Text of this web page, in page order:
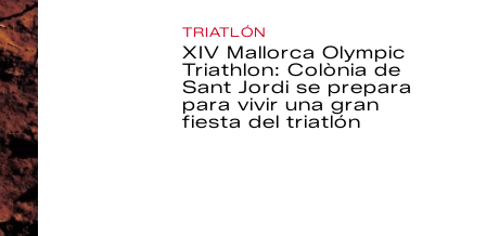
TRIATLÓN
XIV Mallorca Olympic
Triathlon: Colònia de
Sant Jordi se prepara
para vivir una gran
fiesta del triatlón